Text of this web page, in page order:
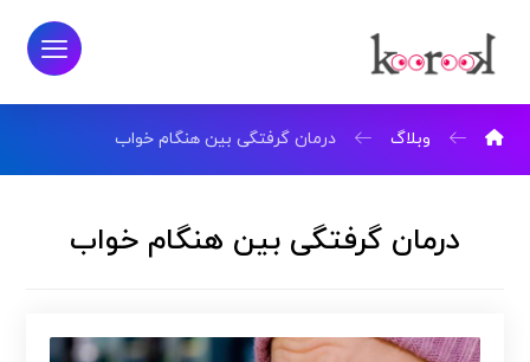
وبلاگ درمان گرفتگی بین هنگام خواب
درمان گرفتگی بین هنگام خواب